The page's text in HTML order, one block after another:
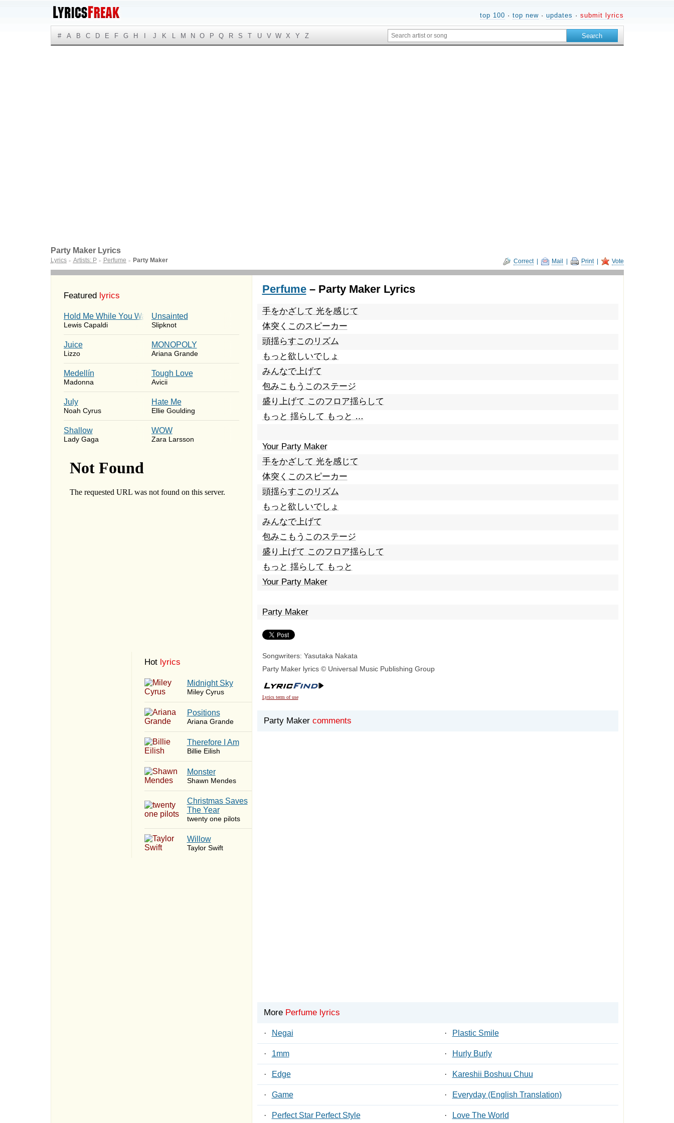
top 100 · top new· updates · submit lyrics
# A B C D E F G H J K L M N O P Q R S T U V W X Y Z
Correct| Mail Print| Vote
Party Maker Lyrics
Lyrics ► Artists: P ► Perfume ► Party Maker
Featured lyrics
Hold Me While You Wait
Lewis Capaldi
Unsainted
Slipknot
Juice
Lizzo
MONOPOLY
Ariana Grande
Medellín
Madonna
Tough Love
Avicii
July
Noah Cyrus
Hate Me
Ellie Goulding
Shallow
Lady Gaga
WOW
Zara Larsson
Hot lyrics
Midnight Sky
Miley Cyrus
​Positions
Ariana Grande
Therefore I Am
Billie Eilish
Monster
Shawn Mendes
Christmas Saves
The Year
twenty one pilots
Willow
Taylor Swift
Perfume– Party Maker Lyrics
手をかざして 光を感じて
体突くこのスピーカー
頭揺らすこのリズム
もっと欲しいでしょ
みんなで上げて
包みこもうこのステージ
盛り上げて このフロア揺らして
もっと 揺らして もっと …
Your Party Maker
手をかざして 光を感じて
体突くこのスピーカー
頭揺らすこのリズム
もっと欲しいでしょ
みんなで上げて
包みこもうこのステージ
盛り上げて このフロア揺らして
もっと 揺らして もっと
Your Party Maker
Party Maker
Songwriters: Yasutaka Nakata
Party Maker lyrics © Universal Music Publishing Group
Lyrics term of use
Party Maker comments
More Perfume lyrics
· Negai · Plastic Smile
· 1mm · Hurly Burly
· Edge · Kareshii Boshuu Chuu
· Game · Everyday (English Translation)
· Perfect Star Perfect Style · Love The World